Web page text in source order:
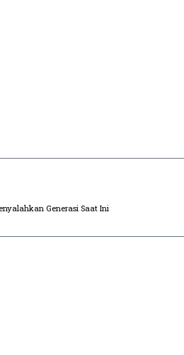
Generasi Saat Ini